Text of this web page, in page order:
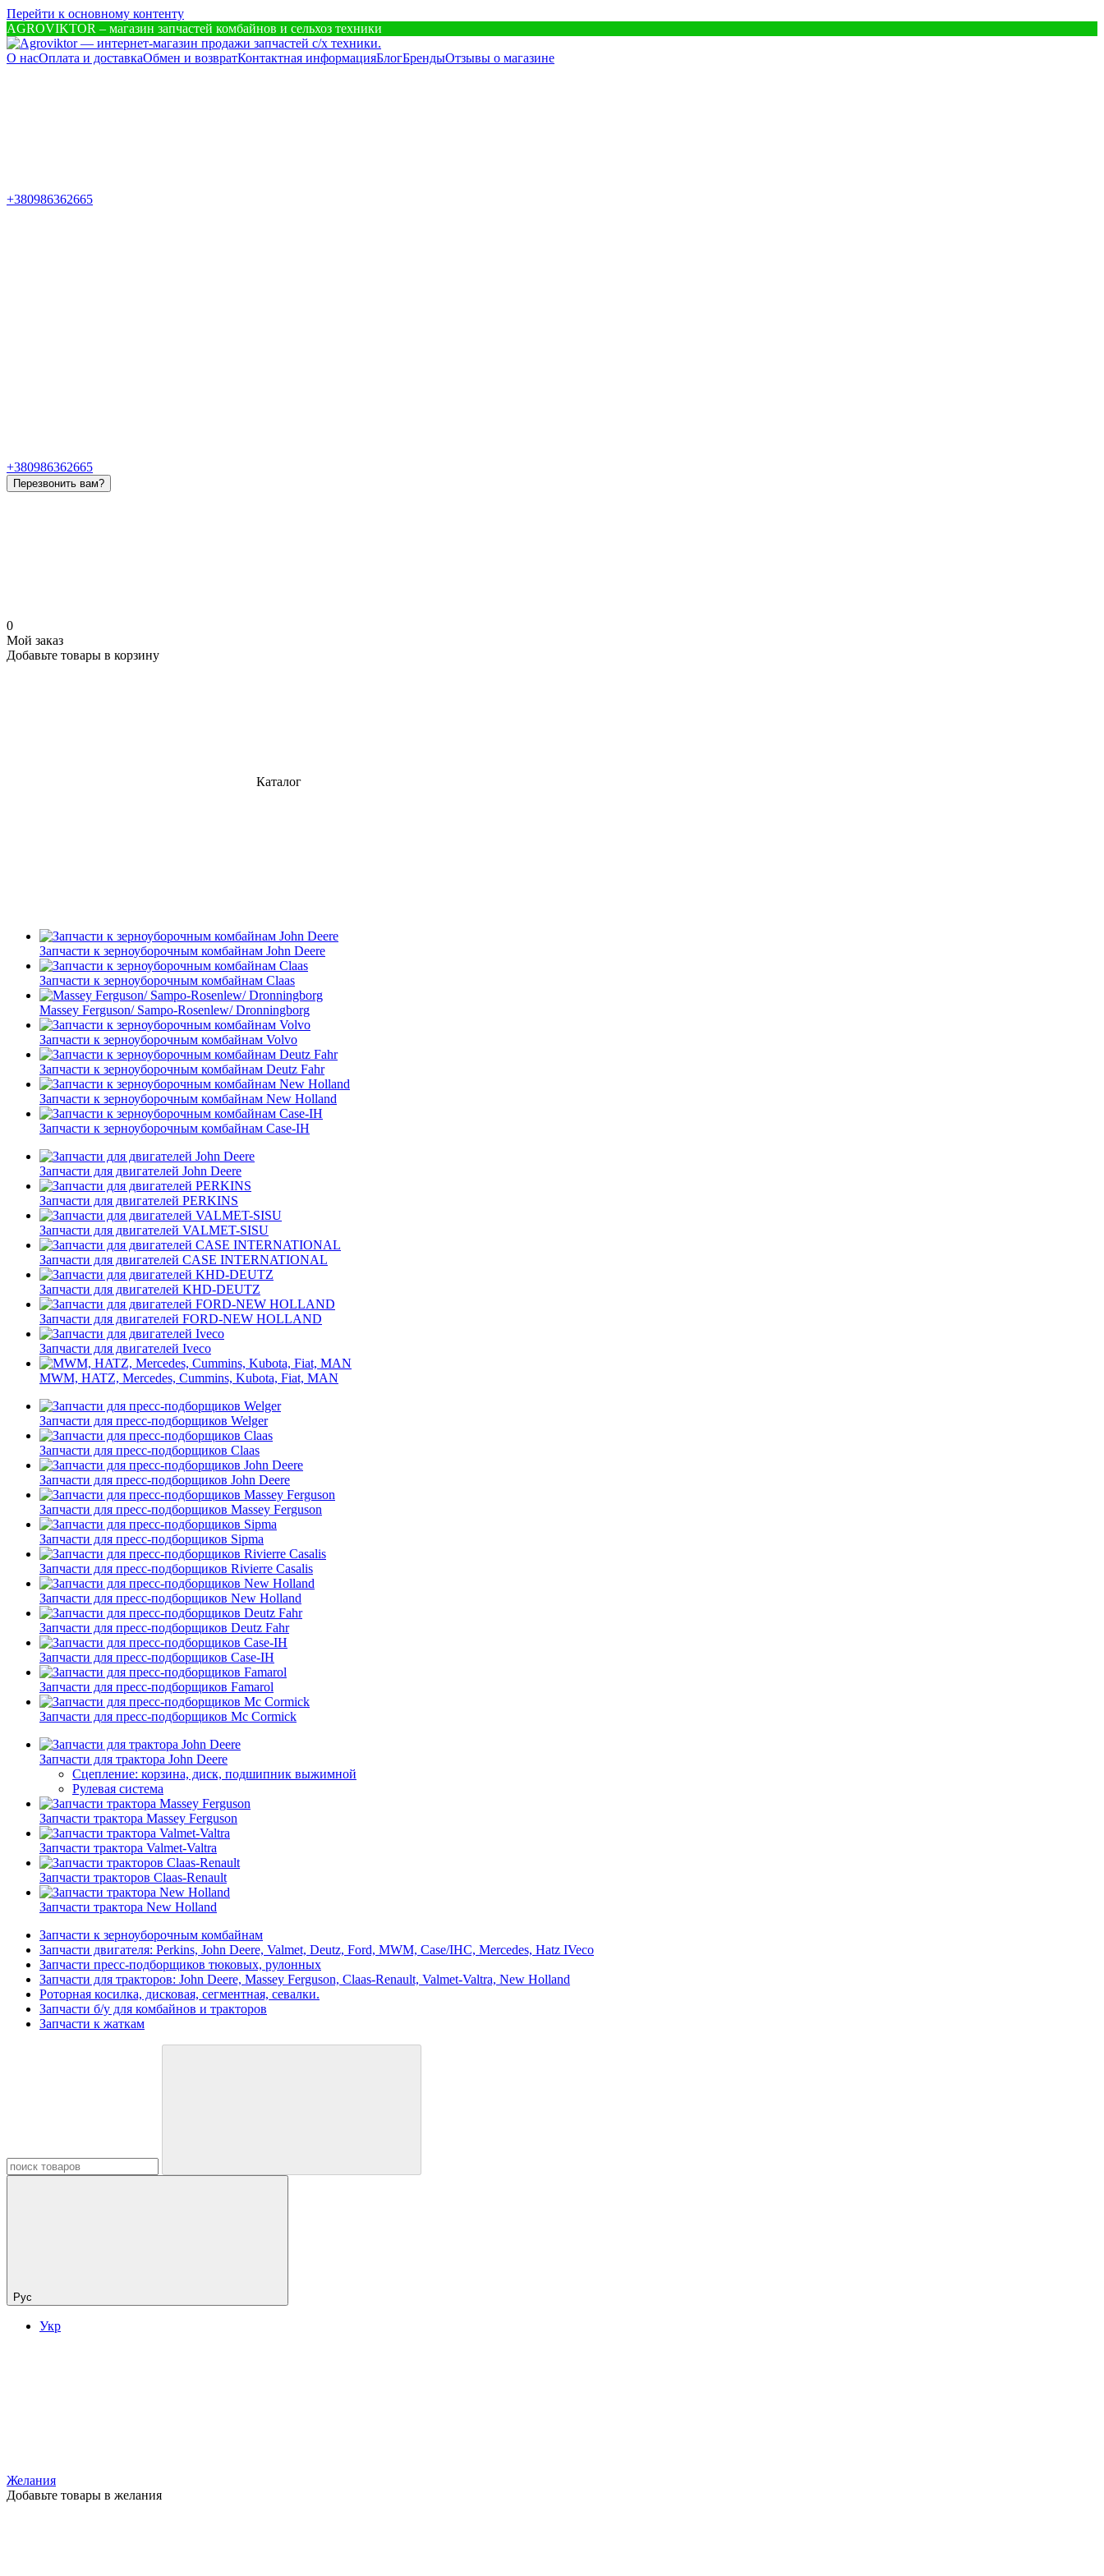
Перейти к основному контенту
AGROVIKTOR – магазин запчастей комбайнов и сельхоз техники
О насОплата и доставкаОбмен и возвратКонтактная информацияБлогБрендыОтзывы о магазине
+380986362665
+380986362665
Перезвонить вам?
0
Мой заказ
Добавьте товары в корзину
Каталог
Запчасти к зерноуборочным комбайнам John Deere
Запчасти к зерноуборочным комбайнам Claas
Massey Ferguson/ Sampo-Rosenlew/ Dronningborg
Запчасти к зерноуборочным комбайнам Volvo
Запчасти к зерноуборочным комбайнам Deutz Fahr
Запчасти к зерноуборочным комбайнам New Holland
Запчасти к зерноуборочным комбайнам Case-IH
Запчасти для двигателей John Deere
Запчасти для двигателей PERKINS
Запчасти для двигателей VALMET-SISU
Запчасти для двигателей CASE INTERNATIONAL
Запчасти для двигателей KHD-DEUTZ
Запчасти для двигателей FORD-NEW HOLLAND
Запчасти для двигателей Iveco
MWM, HATZ, Mercedes, Cummins, Kubota, Fiat, MAN
Запчасти для пресс-подборщиков Welger
Запчасти для пресс-подборщиков Claas
Запчасти для пресс-подборщиков John Deere
Запчасти для пресс-подборщиков Massey Ferguson
Запчасти для пресс-подборщиков Sipma
Запчасти для пресс-подборщиков Rivierre Casalis
Запчасти для пресс-подборщиков New Holland
Запчасти для пресс-подборщиков Deutz Fahr
Запчасти для пресс-подборщиков Case-IH
Запчасти для пресс-подборщиков Famarol
Запчасти для пресс-подборщиков Mc Cormick
Запчасти для трактора John Deere
Сцепление: корзина, диск, подшипник выжимной
Рулевая система
Запчасти трактора Massey Ferguson
Запчасти трактора Valmet-Valtra
Запчасти тракторов Claas-Renault
Запчасти трактора New Holland
Запчасти к зерноуборочным комбайнам
Запчасти двигателя: Perkins, John Deere, Valmet, Deutz, Ford, MWM, Case/IHC, Mercedes, Hatz IVeco
Запчасти пресс-подборщиков тюковых, рулонных
Запчасти для тракторов: John Deere, Massey Ferguson, Claas-Renault, Valmet-Valtra, New Holland
Роторная косилка, дисковая, сегментная, севалки.
Запчасти б/у для комбайнов и тракторов
Запчасти к жаткам
Рус
Укр
Желания
Добавьте товары в желания